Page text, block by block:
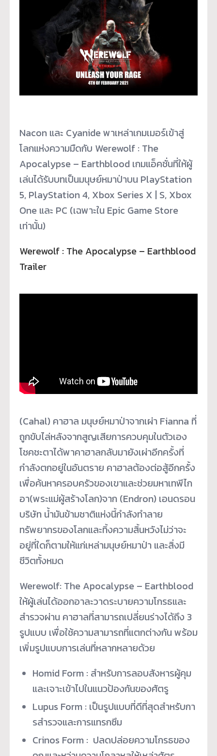
Nacon และ Cyanide พาเหล่าเกมเมอร์เข้าสู่
โลกแห่งความมืดกับ Werewolf : The
Apocalypse – Earthblood เกมแอ็คชั่นที่ให้ผู้
เล่นได้รับบทเป็นมนุษย์หมาป่าบน PlayStation
5, PlayStation 4, Xbox Series X | S, Xbox
One และ PC (เฉพาะใน Epic Game Store
เท่านั้น)
Werewolf : The Apocalypse – Earthblood
Trailer
(Cahal) คาฮาล มนุษย์หมาป่าจากเผ่า Fianna ที่
ถูกขับไล่หลังจากสูญเสียการควบคุมในตัวเอง
โชคชะตาได้พาคาฮาลกลับมายังเผ่าอีกครั้งที่
กำลังตกอยู่ในอันตราย คาฮาลต้องต่อสู้อีกครั้ง
เพื่อค้นหาครอบครัวของเขาและช่วยมหาเทพีไก
อา(พระแม่ผู้สร้างโลก)จาก (Endron) เอนดรอน
บริษัท น้ำมันข้ามชาติแห่งนี้กำลังทำลาย
ทรัพยากรของโลกและทิ้งความสิ้นหวังไม่ว่าจะ
อยู่ที่ใดก็ตามให้แก่เหล่ามนุษย์หมาป่า และสิ่งมี
ชีวิตทั้งหมด
Werewolf: The Apocalypse – Earthblood
ให้ผู้เล่นได้ออกอาละวาดระบายความโกรธและ
สำรวจผ่าน คาฮาลที่สามารถเปลี่ยนร่างได้ถึง 3
รูปแบบ เพื่อใช้ความสามารถที่แตกต่างกัน พร้อม
เพิ่มรูปแบบการเล่นที่หลากหลายด้วย
Homid Form : สำหรับการลอบสังหารผู้คุม
และเจาะเข้าไปในแนวป้องกันของศัตรู
Lupus Form : เป็นรูปแบบที่ดีที่สุดสำหรับกา
รสำรวจและการแทรกซึม
Crinos Form : ปลดปล่อยความโกรธของ